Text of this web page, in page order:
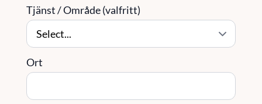
Tjänst / Område (valfritt)
Ort